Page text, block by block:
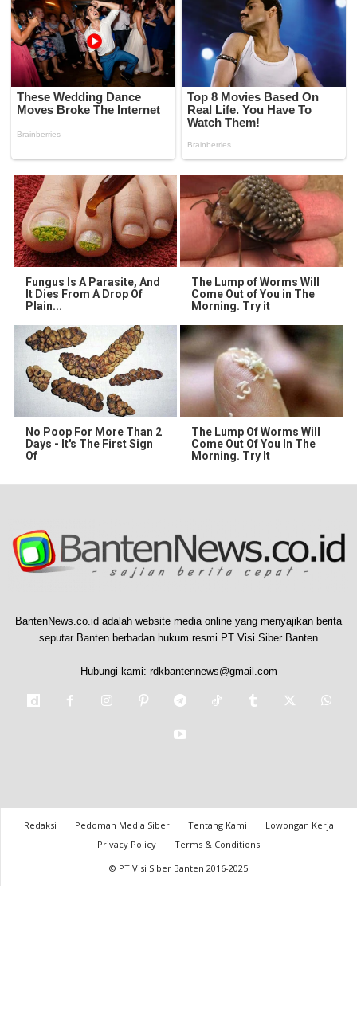
Fungus Is A Parasite, And
It Dies From A Drop Of
Plain...
The Lump of Worms Will
Come Out of You in The
Morning. Try it
No Poop For More Than 2
Days - It's The First Sign
Of
The Lump Of Worms Will
Come Out Of You In The
Morning. Try It
BantenNews.co.id adalah website media online yang menyajikan berita
seputar Banten berbadan hukum resmi PT Visi Siber Banten
Hubungi kami: rdkbantennews@gmail.com
Redaksi Pedoman Media Siber Tentang Kami
Lowongan Kerja
Privacy Policy
Terms & Conditions
© PT Visi Siber Banten 2016-2025